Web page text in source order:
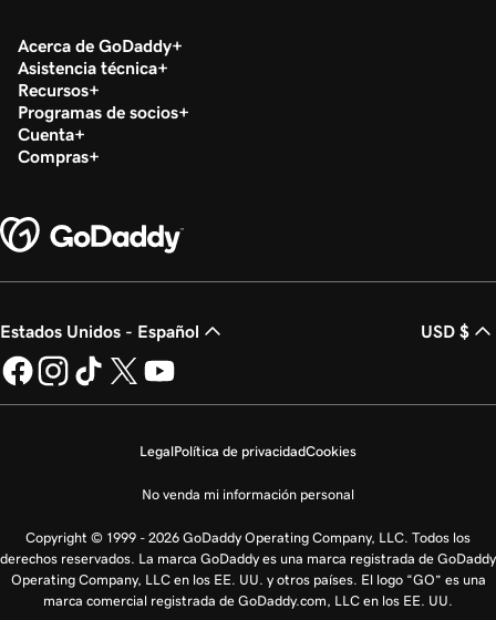
Acerca de GoDaddy
Asistencia técnica
Recursos
Programas de socios
Cuenta
Compras
Estados Unidos - Español USD $
LegalPolítica de privacidadCookies
No venda mi información personal
Copyright © 1999 - 2026 GoDaddy Operating Company, LLC. Todos los
derechos reservados. La marca GoDaddy es una marca registrada de GoDaddy
Operating Company, LLC en los EE. UU. y otros países. El logo “GO” es una
marca comercial registrada de GoDaddy.com, LLC en los EE. UU.